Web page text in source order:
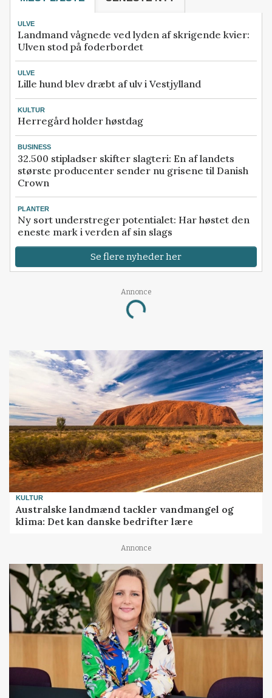
ULVE
Landmand vågnede ved lyden af skrigende kvier:
Ulven stod på foderbordet
ULVE
Lille hund blev dræbt af ulv i Vestjylland
KULTUR
Herregård holder høstdag
BUSINESS
32.500 stipladser skifter slagteri: En af landets
største producenter sender nu grisene til Danish
Crown
PLANTER
Ny sort understreger potentialet: Har høstet den
eneste mark i verden af sin slags
Se flere nyheder her
Annonce
Loading...
KULTUR
Australske landmænd tackler vandmangel og
klima: Det kan danske bedrifter lære
Annonce